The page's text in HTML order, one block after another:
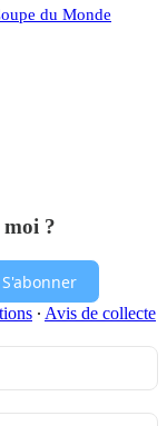
du Monde
?
S'abonner
∙ Avis de collecte